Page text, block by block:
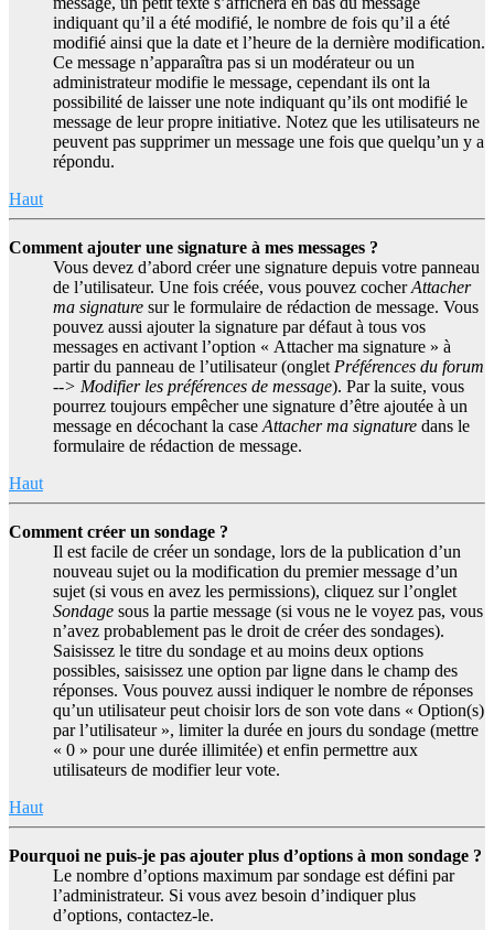
indiquant qu’il a été modifié, le nombre de fois qu’il a été
modifié ainsi que la date et l’heure de la dernière modification.
Ce message n’apparaîtra pas si un modérateur ou un
administrateur modifie le message, cependant ils ont la
possibilité de laisser une note indiquant qu’ils ont modifié le
message de leur propre initiative. Notez que les utilisateurs ne
peuvent pas supprimer un message une fois que quelqu’un y a
répondu.
Haut
Comment ajouter une signature à mes messages ?
Vous devez d’abord créer une signature depuis votre panneau
de l’utilisateur. Une fois créée, vous pouvez cocherAttacher
ma signature sur le formulaire de rédaction de message. Vous
pouvez aussi ajouter la signature par défaut à tous vos
messages en activant l’option « Attacher ma signature » à
partir du panneau de l’utilisateur (onglet Préférences du forum
--> Modifier les préférences de message). Par la suite, vous
pourrez toujours empêcher une signature d’être ajoutée à un
message en décochant la case Attacher ma signature dans le
formulaire de rédaction de message.
Haut
Comment créer un sondage ?
Il est facile de créer un sondage, lors de la publication d’un
nouveau sujet ou la modification du premier message d’un
sujet (si vous en avez les permissions), cliquez sur l’onglet
Sondage sous la partie message (si vous ne le voyez pas, vous
n’avez probablement pas le droit de créer des sondages).
Saisissez le titre du sondage et au moins deux options
possibles, saisissez une option par ligne dans le champ des
réponses. Vous pouvez aussi indiquer le nombre de réponses
qu’un utilisateur peut choisir lors de son vote dans « Option(s)
par l’utilisateur », limiter la durée en jours du sondage (mettre
« 0 » pour une durée illimitée) et enfin permettre aux
utilisateurs de modifier leur vote.
Haut
Pourquoi ne puis-je pas ajouter plus d’options à mon sondage ?
Le nombre d’options maximum par sondage est défini par
l’administrateur. Si vous avez besoin d’indiquer plus
d’options, contactez-le.